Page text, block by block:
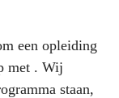
een opleiding
met . Wij
staan,